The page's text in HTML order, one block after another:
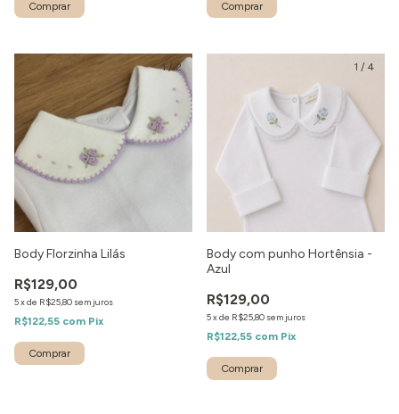
1/2
Body Florzinha Lilás
R$129,00
5xde R$25,80 sem juros
R$122,55 com Pix
1 / 4
Body com punho Hortênsia -
Azul
R$129,00
5xde R$25,80 sem juros
R$122,55 com Pix